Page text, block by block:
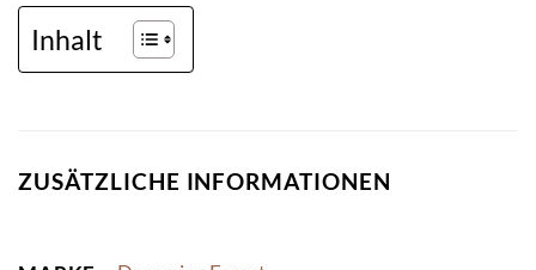
Inhalt
ZUSÄTZLICHE INFORMATIONEN